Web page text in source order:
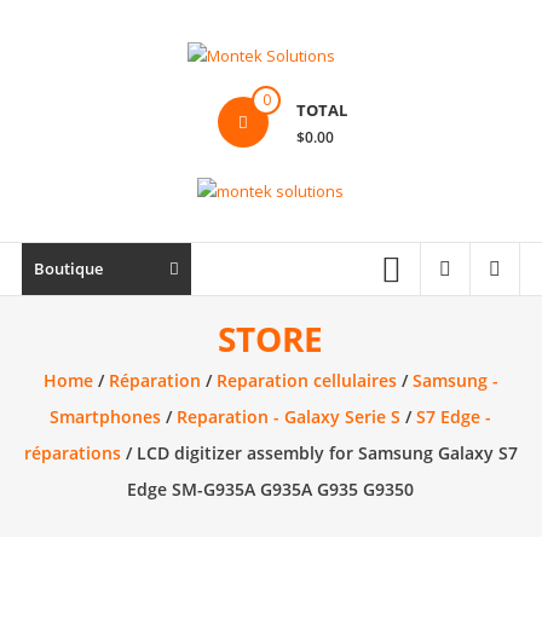
Ordinateur,
électronique
0 TOTAL
$0.00
Boutique
STORE
Home/ Réparation / Reparation cellulaires/Samsung -
Smartphones / Reparation - Galaxy Serie S /S7 Edge -
réparations/ LCD digitizer assembly for Samsung Galaxy S7
Edge SM-G935A G935A G935 G9350